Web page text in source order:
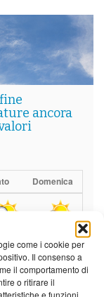
come i cookie per
Il consenso a
il comportamento di
o ritirare il
e funzioni.
ancora
Domenica
|35°C 22°C|